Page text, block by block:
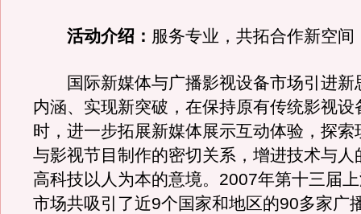
活动介绍： 服务专业，共拓合作新空间
国际新媒体与广播影视设备市场引进新
内涵、实现新突破，在保持原有传统影视设
时，进一步拓展新媒体展示互动体验，探索
与影视节目制作的密切关系，增进技术与人
高科技以人为本的意境。2007年第十三届
市场共吸引了近9个国家和地区的90多家广